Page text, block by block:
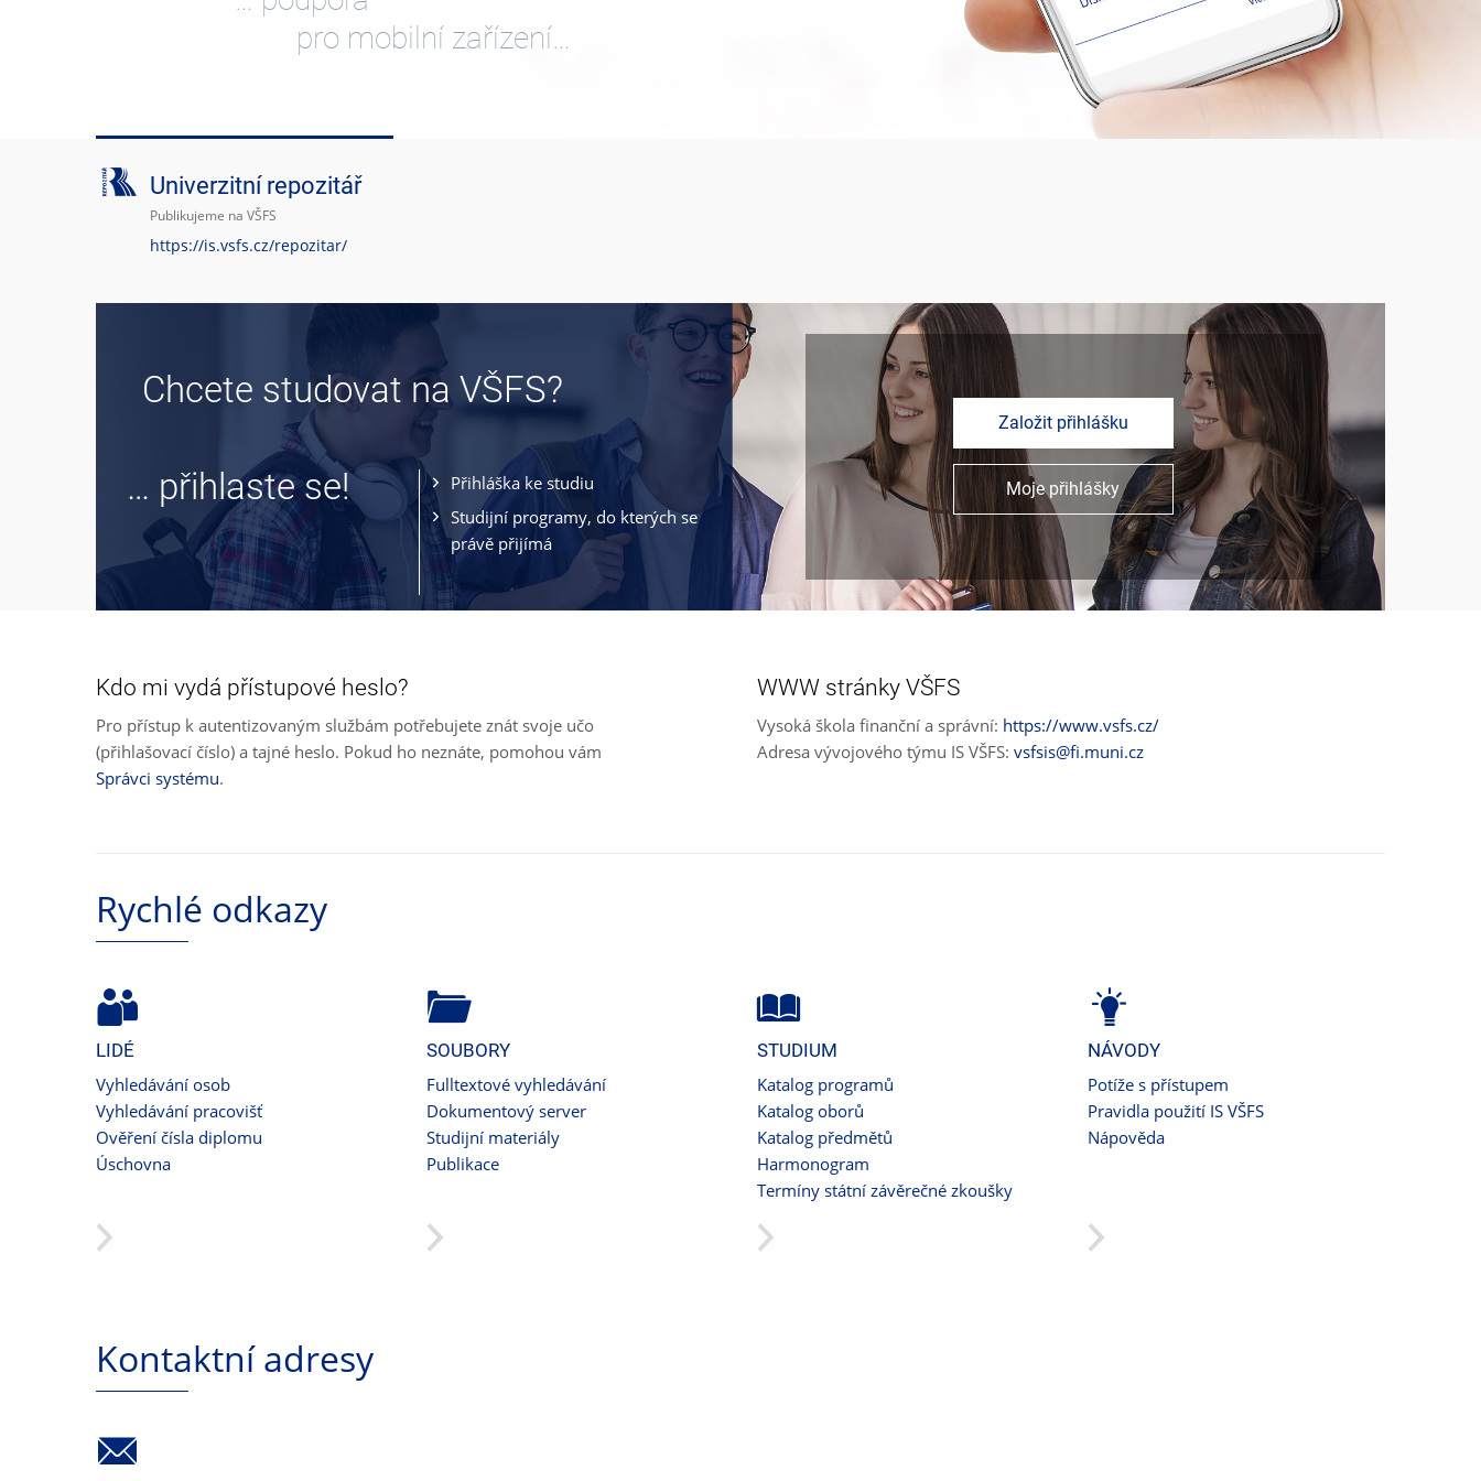
pro mobilní zařízení…
Univerzitní repozitář
Publikujeme na VŠFS
https://is.vsfs.cz/repozitar/
Chcete studovat na VŠFS?
… přihlaste se!
Přihláška ke studiu
Studijní programy, do kterých se
právě přijímá
Založit přihlášku
Moje přihlášky
Kdo mi vydá přístupové heslo?
Pro přístup k autentizovaným službám potřebujete znát svoje učo
(přihlašovací číslo) a tajné heslo. Pokud ho neznáte, pomohou vám
Správci systému.
WWW stránky VŠFS
Vysoká škola finanční a správní: https://www.vsfs.cz/
Adresa vývojového týmu IS VŠFS: vsfsis@fi.muni.cz
Rychlé odkazy
LIDÉ
Vyhledávání osob
Vyhledávání pracovišť
Ověření čísla diplomu
Úschovna
SOUBORY
Fulltextové vyhledávání
Dokumentový server
Studijní materiály
Publikace
STUDIUM
Katalog programů
Katalog oborů
Katalog předmětů
Harmonogram
Termíny státní závěrečné zkoušky
NÁVODY
Potíže s přístupem
Pravidla použití IS VŠFS
Nápověda
Kontaktní adresy